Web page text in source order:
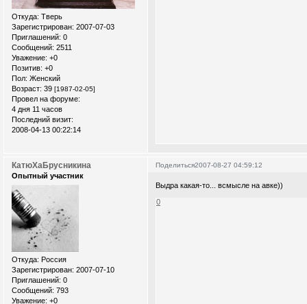
Откуда: Тверь
Зарегистрирован: 2007-07-03
Приглашений: 0
Сообщений: 2511
Уважение: +0
Позитив: +0
Пол: Женский
Возраст: 39 [1987-02-05]
Провел на форуме:
4 дня 11 часов
Последний визит:
2008-04-13 00:22:14
Поделиться2007-08-27 04:59:12
КатюХаБрусникина
Опытный участник
Откуда: Россия
Зарегистрирован: 2007-07-10
Приглашений: 0
Сообщений: 793
Уважение: +0
Выдра какая-то... всмысле на авке))
0